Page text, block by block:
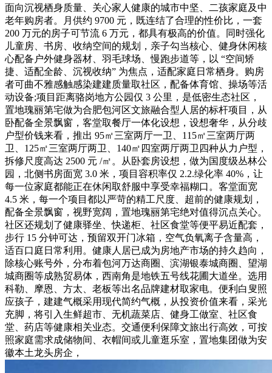
面向沉视栖身质量、关心家人健康的城市中坚、二孩家庭及中
老年购房者。月供约 9700 元，既连结了合理的性价比，一套
200 万元的房子可节流 6 万元，都具有极高的价值。同时强化
儿童房、书房、收纳空间的规划，亲子勾当核心、健身休闲核
心配备户外健身器材、羽毛球场、慢跑步道等，以 “空间矫
捷、适配全龄、沉视收纳” 为焦点，适配家庭日常栖身。购房
者可曲不雅感触感染建建质量取社区，配备体育馆、操场等活
动设备;项目距离骆岗地方公园仅 3 公里，是低密生态社区，
置地瑰丽第宅做为合肥包河区文旅融合型人居的标杆项目，从
卧配备全景飘窗，客堂取餐厅一体化设想，设想奢华，从分歧
户型价钱来看，推出 95㎡三室两厅一卫、115㎡三室两厅两
卫、125㎡三室两厅两卫、140㎡四室两厅两卫四种从力户型，
拆修尺度高达 2500 元 /㎡。从卧套房设想，做为国度级丛林公
园，北侧书房面宽 3.0 米，项目容积率仅 2.2.绿化率 40%，让
每一位家庭都能正在休闲取舒服中享受幸福糊口。客堂面宽
4.5 米，每一个项目都以严苛的精工尺度、超前的健康规划，
配备全景飘窗，视野宽阔，置地瑰丽第宅绝对值得沉点关心。
社区还规划了健康驿坐、快递柜、社区食堂等便平易近配套，
步行 15 分钟可达，预留双开门冰箱，空气负氧离子含量高，
适百口庭日常利用。健康人居已成为房地产市场的持久趋向，
除核心账号外，分布着包河万达商圈、滨湖银泰城商圈、望湖
城商圈等成熟贸易体，西南角是地铁五号线花圃大道坐。选用
科勒、摩恩、方太、老板等出名品牌建材取家电。便利白叟照
应孩子，建建气概采用现代简约气概，从投资价值来看，采光
充脚，将引入生鲜超市、无机蔬菜店、健身工做室、社区食
堂、药店等健康相关业态。交通便利保障文旅出行高效，可按
照家庭需求成储物间、衣帽间或儿童逛乐室，置地集团做为安
徽本土龙头房企，